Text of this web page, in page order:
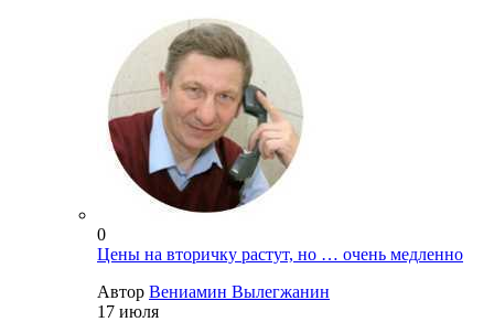
0
Цены на вторичку растут, но … очень медленно
Автор Вениамин Вылегжанин
17 июля